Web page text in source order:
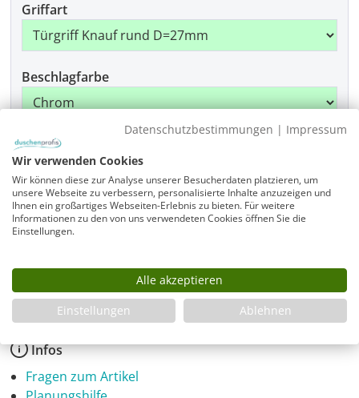
Griffart
Beschlagfarbe
Montage
Produkt Anzahl: Gib den gewünschten
In den Warenkorb
Artikelnummer
A1W7590-1950-725-x-875-x-x-x-ALR-EK6-GR-x-CR
Infos
Fragen zum Artikel
Datenschutzbestimmungen | Impressum
Wir verwenden Cookies
Wir können diese zur Analyse unserer Besucherdaten platzieren, um
unsere Webseite zu verbessern, personalisierte Inhalte anzuzeigen und
Ihnen ein großartiges Webseiten-Erlebnis zu bieten. Für weitere
Informationen zu den von uns verwendeten Cookies öffnen Sie die
Einstellungen.
Alle akzeptieren
Einstellungen
Ablehnen